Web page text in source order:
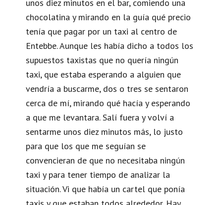
unos diez minutos en el bar, comiendo una
chocolatina y mirando en la guía qué precio
tenía que pagar por un taxi al centro de
Entebbe. Aunque les había dicho a todos los
supuestos taxistas que no quería ningún
taxi, que estaba esperando a alguien que
vendría a buscarme, dos o tres se sentaron
cerca de mí, mirando qué hacía y esperando
a que me levantara. Salí fuera y volví a
sentarme unos diez minutos más, lo justo
para que los que me seguían se
convencieran de que no necesitaba ningún
taxi y para tener tiempo de analizar la
situación. Vi que había un cartel que ponía